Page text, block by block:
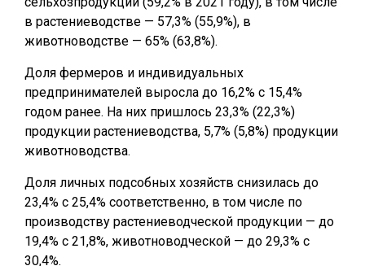
в растениеводстве — 57,3% (55,9%), в
животноводстве — 65% (63,8%).
Доля фермеров и индивидуальных
предпринимателей выросла до 16,2% с 15,4%
годом ранее. На них пришлось 23,3% (22,3%)
продукции растениеводства, 5,7% (5,8%) продукции
животноводства.
Доля личных подсобных хозяйств снизилась до
23,4% с 25,4% соответственно, в том числе по
производству растениеводческой продукции — до
19,4% с 21,8%, животноводческой — до 29,3% с
30,4%.